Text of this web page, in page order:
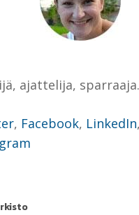
ajattelija, sparraaja.
, Facebook, LinkedIn,